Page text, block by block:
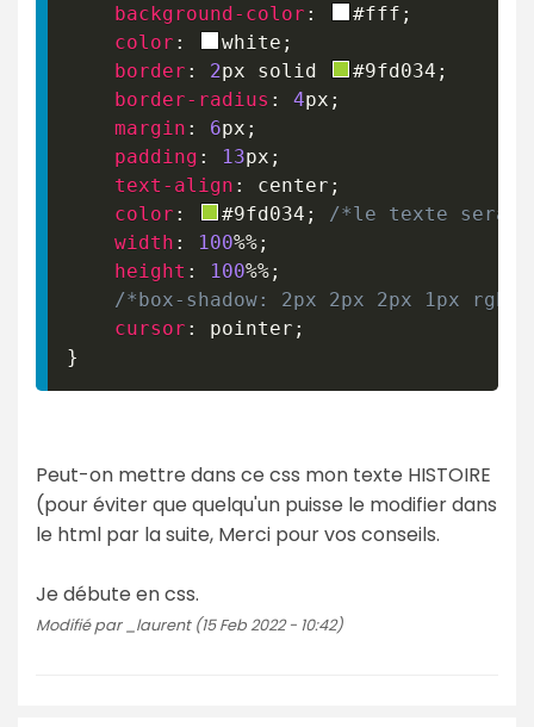
background-color : #fff ;
color : white ;
border : 2px solid #9fd034 ;
border-radius : 4px ;
margin : 6px ;
padding : 13px ;
text-align : center ;
color : #9fd034 ;
/*le texte sera
width : 100%%;
height : 100%%;
/*box-shadow: 2px 2px 2px 1px
cursor : pointer ;
}
Peut-on mettre dans ce css mon texte HISTOIRE
(pour éviter que quelqu'un puisse le modifier dans
le html par la suite, Merci pour vos conseils.
Je débute en css.
Modifié par _laurent (15 Feb 2022 - 10:42)